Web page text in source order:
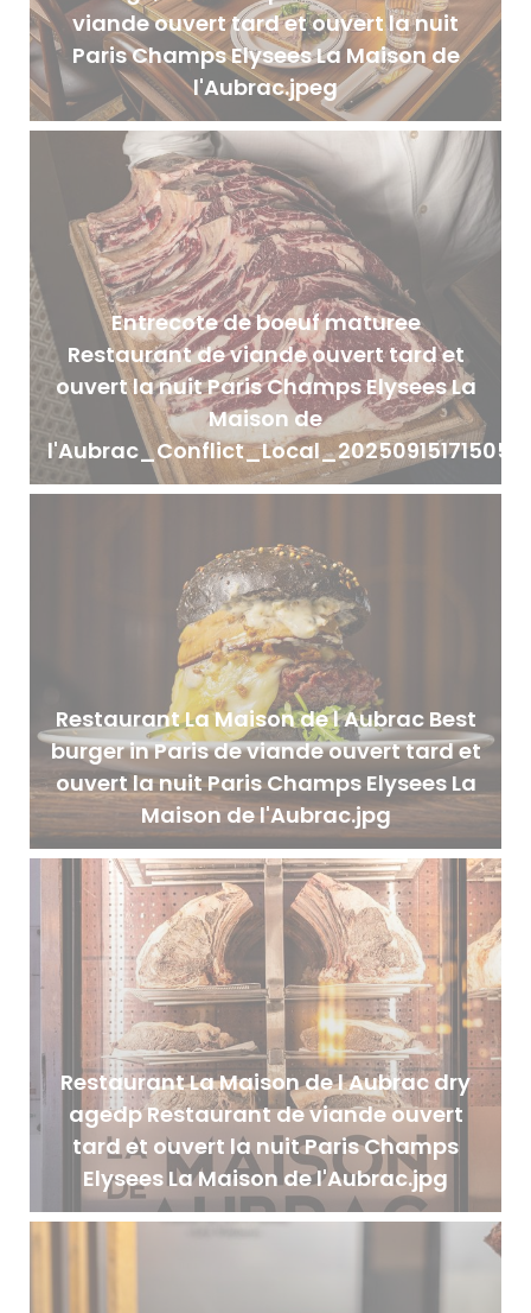
viande ouvert tard et ouvert la nuit
Paris Champs Elysees La Maison de
l'Aubrac.jpeg
Entrecote de boeuf maturee
Restaurant de viande ouvert tard et
ouvert la nuit Paris Champs Elysees La
Maison de
Restaurant La Maison de l Aubrac Best
burger in Paris de viande ouvert tard et
ouvert la nuit Paris Champs Elysees La
Maison de l'Aubrac.jpg
Restaurant La Maison de l Aubrac dry
agedp Restaurant de viande ouvert
tard et ouvert la nuit Paris Champs
Elysees La Maison de l'Aubrac.jpg